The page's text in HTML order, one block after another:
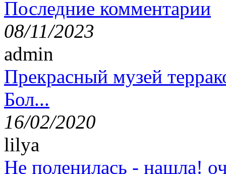
Последние комментарии
08/11/2023
admin
Прекрасный музей
Бол...
16/02/2020
lilya
Не поленилась - нашла!